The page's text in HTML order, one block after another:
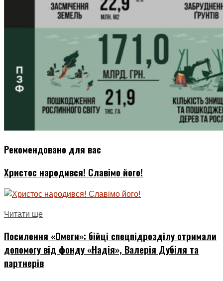
Рекомендовано для вас
Христос народився! Славімо його!
Читати ще
Посилення «Омеги»: бійці спецпідрозділу отримали
допомогу від фонду «Надія», Валерія Дубіля та
партнерів